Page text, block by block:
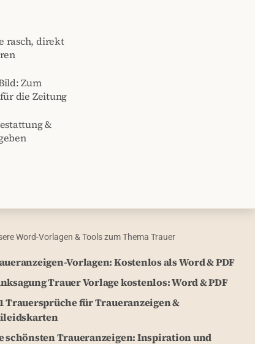
rasch, direkt
Zum
die Zeitung
&
Word-Vorlagen & Tools zum Thema Trauer
Vorlagen: Kostenlos als Word & PDF
Trauer Vorlage kostenlos: Word & PDF
Trauersprüche für Traueranzeigen &
schönsten Traueranzeigen: Inspiration und